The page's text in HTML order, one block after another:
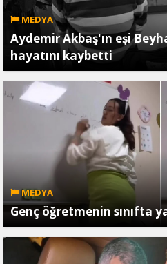
MEDYA
Aydemir Akbaş'ın eşi
hayatını kaybetti
MEDYA
Genç öğretmenin sınıfta